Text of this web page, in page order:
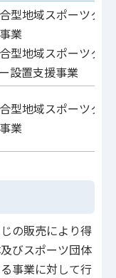
型地域スポーツク
業
型地域スポーツク
設置支援事業
型地域スポーツク
業
の販売により得
びスポーツ団体
事業に対して行